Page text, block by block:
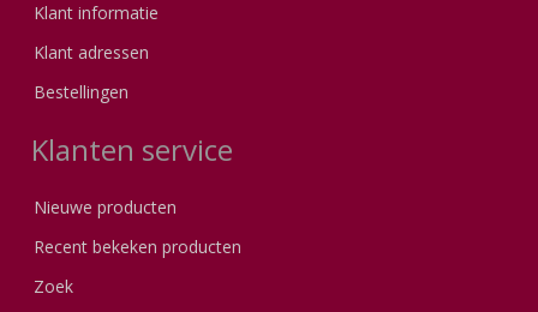
Klant informatie
Klant adressen
Bestellingen
Klanten service
Nieuwe producten
Recent bekeken producten
Zoek